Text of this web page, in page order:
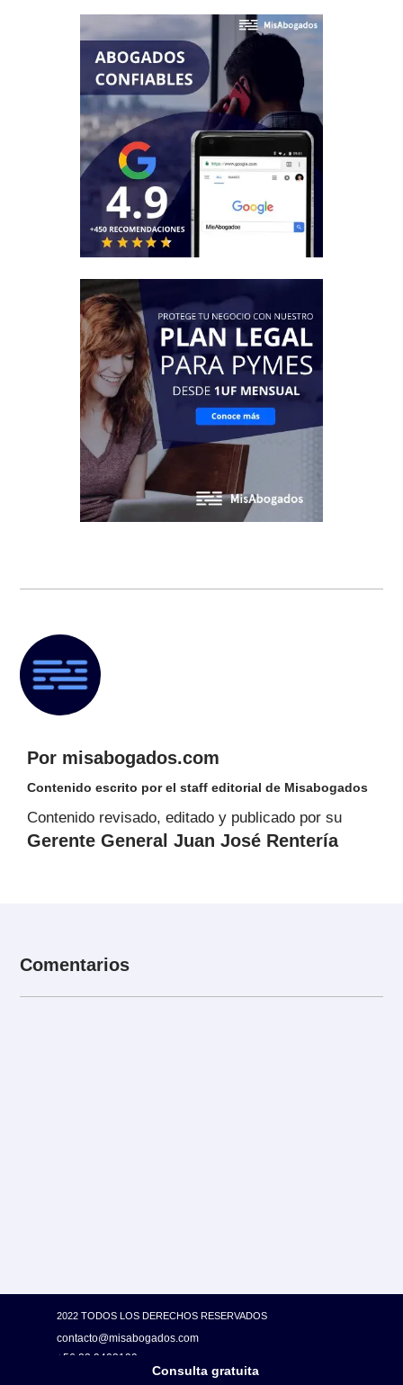
Por misabogados.com
Contenido escrito por el staff editorial de Misabogados
Contenido revisado, editado y publicado por su
Gerente General Juan José Rentería
Comentarios